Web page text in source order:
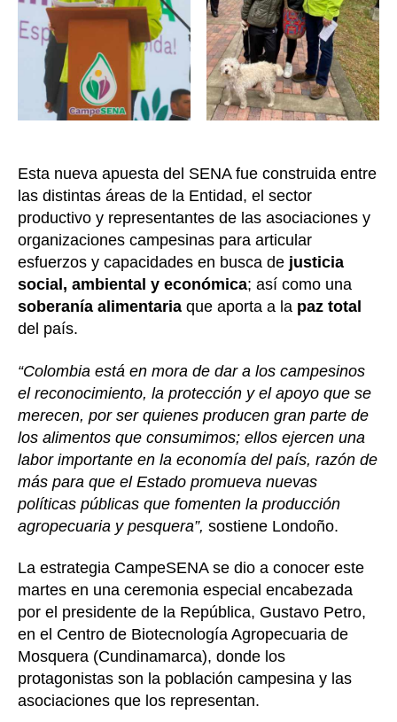
Esta nueva apuesta del SENA fue construida entre
las distintas áreas de la Entidad, el sector
productivo y representantes de las asociaciones y
organizaciones campesinas para articular
esfuerzos y capacidades en busca de justicia
social, ambiental y económica; así como una
soberanía alimentaria que aporta a la paz total
del país.
“Colombia está en mora de dar a los campesinos
el reconocimiento, la protección y el apoyo que se
merecen, por ser quienes producen gran parte de
los alimentos que consumimos; ellos ejercen una
labor importante en la economía del país, razón de
más para que el Estado promueva nuevas
políticas públicas que fomenten la producción
agropecuaria y pesquera”, sostiene Londoño.
La estrategia CampeSENA se dio a conocer este
martes en una ceremonia especial encabezada
por el presidente de la República, Gustavo Petro,
en el Centro de Biotecnología Agropecuaria de
Mosquera (Cundinamarca), donde los
protagonistas son la población campesina y las
asociaciones que los representan.